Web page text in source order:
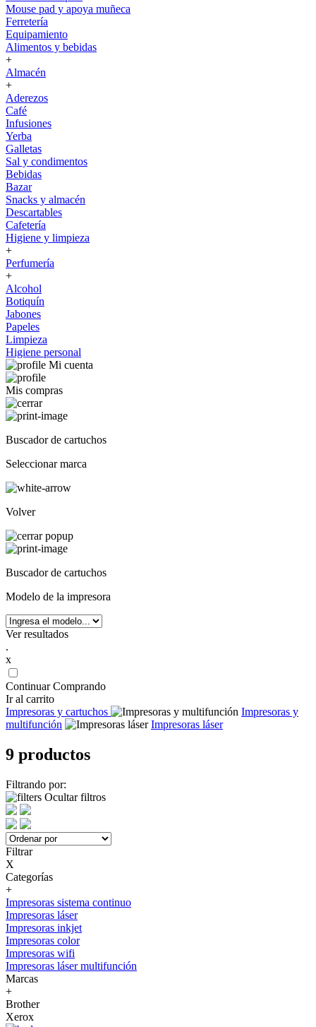
Mouse pad y apoya muñeca
Ferretería
Equipamiento
Alimentos y bebidas
+
Almacén
+
Aderezos
Café
Infusiones
Yerba
Galletas
Sal y condimentos
Bebidas
Bazar
Snacks y almacén
Descartables
Cafetería
Higiene y limpieza
+
Perfumería
+
Alcohol
Botiquín
Jabones
Papeles
Limpieza
Higiene personal
Mi cuenta
Mis compras
Buscador de cartuchos
Seleccionar marca
Volver
Buscador de cartuchos
Modelo de la impresora
Ver resultados
.
x
Continuar Comprando
Ir al carrito
Impresoras y cartuchos
Impresoras y
multifunción
Impresoras láser
9 productos
Filtrando por:
Ocultar filtros
Filtrar
X
Categorías
+
Impresoras sistema continuo
Impresoras láser
Impresoras inkjet
Impresoras color
Impresoras wifi
Impresoras láser multifunción
Marcas
+
Brother
Xerox